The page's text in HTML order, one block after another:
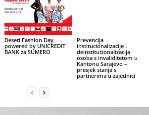
Deseti Fashion Day
powered by UNICREDIT
BANK za SUMERO
Prevencija
institucionalizacije i
deinstitucionalizacija
osoba s invaliditetom u
Kantonu Sarajevo –
presjek stanja s
partnerima u zajednici